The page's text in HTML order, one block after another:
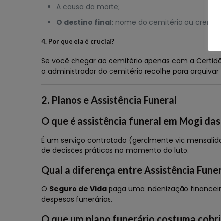
A causa da morte;
O destino final: nome do cemitério ou
4. Por que ela é crucial?
Se você chegar ao cemitério apenas com a
o administrador do cemitério recolhe para
2. Planos e Assistência Funeral
O que é assistência funeral em Mogi das
É um serviço contratado (geralmente via
de decisões práticas no momento do luto.
Qual a diferença entre Assistência
O Seguro de Vida paga uma indenização
despesas funerárias.
O que um plano funerário costuma